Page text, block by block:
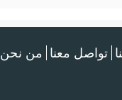
تواصل معنا من نحن